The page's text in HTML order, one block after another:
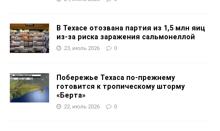
В Техасе отозвана партия из 1,5 млн яиц
из-за риска заражения сальмонеллой
23, июль 2026 0
Побережье Техаса по-прежнему
готовится к тропическому шторму
«Берта»
22, июль 2026 0